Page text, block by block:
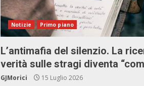
Notizie Primo piano
L’antimafia del silenzio. La
verità sulle stragi diventa
GJMorici 15 Luglio 2026